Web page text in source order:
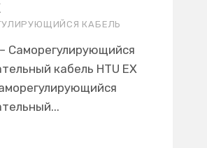
КАБЕЛЬ
– Саморегулирующийся
кабель HTU EX